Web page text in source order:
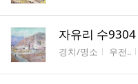
자유리 수
게시판명
경치/명소 작성자
우전..